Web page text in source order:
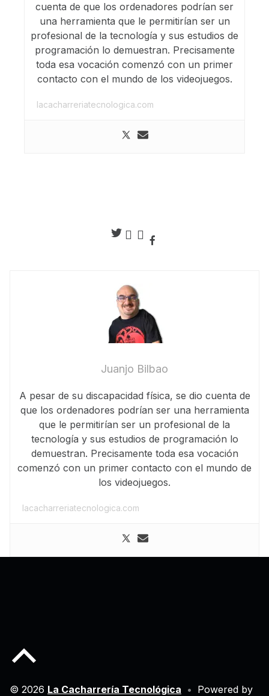
cuenta de que los ordenadores podrían ser
una herramienta que le permitirían ser un
profesional de la tecnología y sus estudios de
programación lo demuestran. Precisamente
toda esa vocación comenzó con un primer
contacto con el mundo de los videojuegos.
lacacharreriatecnologica.com
Juanjo Bilbao
A pesar de su discapacidad física, se dio cuenta de
que los ordenadores podrían ser una herramienta
que le permitirían ser un profesional de la
tecnología y sus estudios de programación lo
demuestran. Precisamente toda esa vocación
comenzó con un primer contacto con el mundo de
los videojuegos.
lacacharreriatecnologica.com
© 2026 La Cacharrería Tecnológica • Powered by